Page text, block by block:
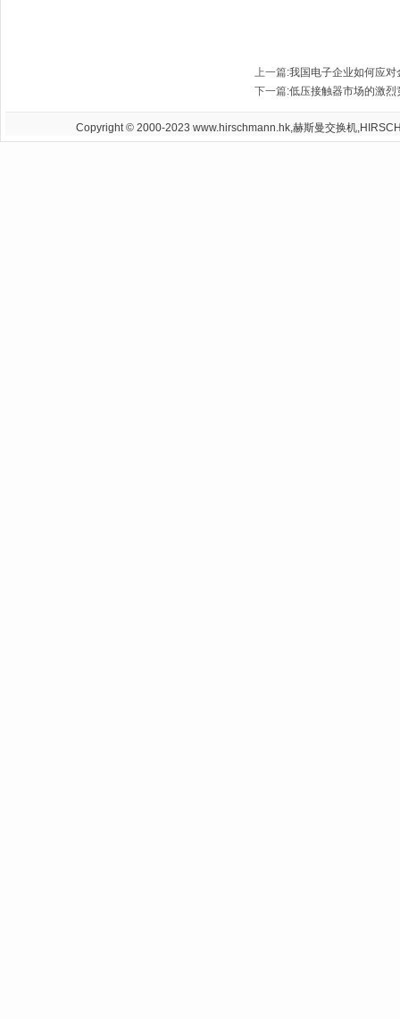
上一篇:我国电子企业如何应对
下一篇:低压接触器市场的激烈
Copyright © 2000-2023 www.hirschmann.hk,赫斯曼交换机